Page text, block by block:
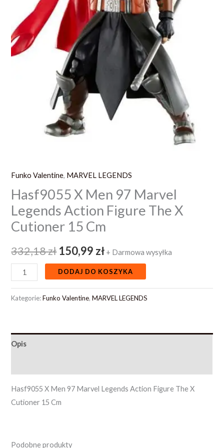
Funko Valentine, MARVEL LEGENDS
Hasf9055 X Men 97 Marvel
Legends Action Figure The X
Cutioner 15 Cm
332,18zł 150,99 zł + Darmowa wysyłka
Cutioner
15
Cm
DODAJ DO KOSZYKA
Kategorie:Funko Valentine,MARVEL LEGENDS
Opis
Hasf9055 X Men 97 Marvel Legends Action Figure The X
Cutioner 15 Cm
Podobne produkty